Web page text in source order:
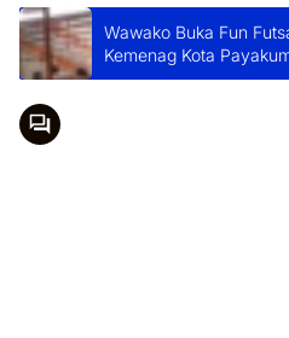
Wawako Buka Fun
Kemenag Kota